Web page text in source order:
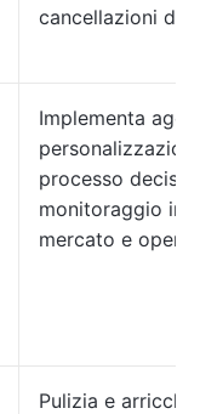
cancellazioni
Implementa
processo
monitoraggio in
mercato e
Pulizia e